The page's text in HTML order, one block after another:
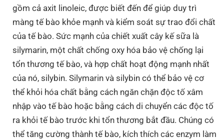
gồm cả axit linoleic, được biết đến để giúp duy trì
màng tế bào khỏe mạnh và kiểm soát sự trao đổi chất
của tế bào. Sức mạnh của chiết xuất cây kế sữa là
silymarin, một chất chống oxy hóa bảo vệ chống lại
tổn thương tế bào, và hợp chất hoạt động mạnh nhất
của nó, silybin. Silymarin và silybin có thể bảo vệ cơ
thể khỏi hóa chất bằng cách ngăn chặn độc tố xâm
nhập vào tế bào hoặc bằng cách di chuyển các độc tố
ra khỏi tế bào trước khi tổn thương bắt đầu. Chúng có
thể tăng cường thành tế bào, kích thích các enzym làm